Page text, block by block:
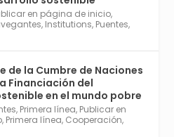
para digitalizar e
arquitectura y la
su dimensión
el reportaje de
en @elCorreoWeb :
yfa2h55p
Twitter
en página de inicio,
, Institutions, Puentes,
de la Cumbre de Naciones
Financiación del
en el mundo pobre
, Primera línea, Publicar en
, Primera línea, Cooperación,